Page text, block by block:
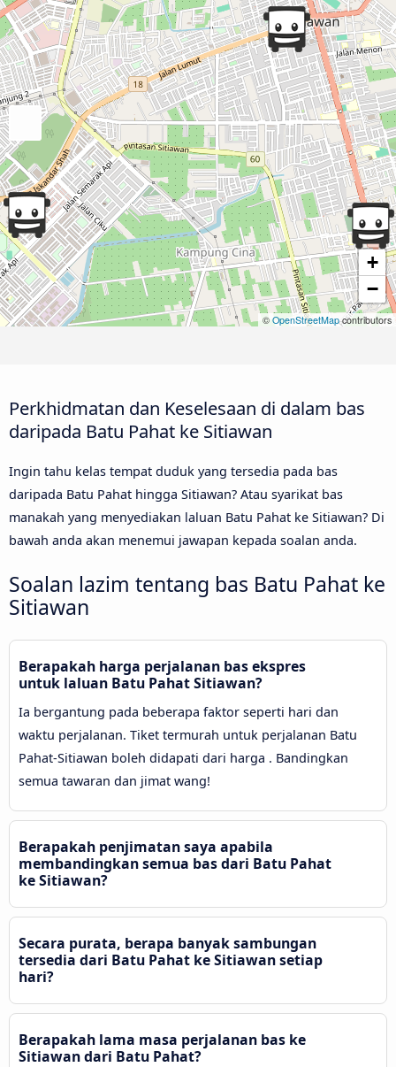
+
−
© OpenStreetMapcontributors
Perkhidmatan dan Keselesaan di dalam bas
daripada Batu Pahat ke Sitiawan
Ingin tahu kelas tempat duduk yang tersedia pada bas
daripada Batu Pahat hingga Sitiawan? Atau syarikat bas
manakah yang menyediakan laluan Batu Pahat ke Sitiawan? Di
bawah anda akan menemui jawapan kepada soalan anda.
Soalan lazim tentang bas Batu Pahat ke
Sitiawan
Berapakah harga perjalanan bas ekspres
untuk laluan Batu Pahat Sitiawan?
Ia bergantung pada beberapa faktor seperti hari dan
waktu perjalanan. Tiket termurah untuk perjalanan Batu
Pahat-Sitiawan boleh didapati dari harga . Bandingkan
semua tawaran dan jimat wang!
Berapakah penjimatan saya apabila
membandingkan semua bas dari Batu Pahat
ke Sitiawan?
Secara purata, berapa banyak sambungan
tersedia dari Batu Pahat ke Sitiawan setiap
hari?
Berapakah lama masa perjalanan bas ke
Sitiawan dari Batu Pahat?